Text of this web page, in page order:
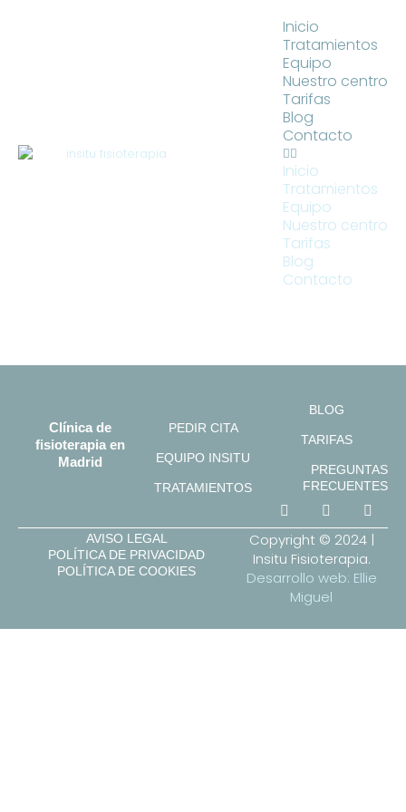
Inicio
Tratamientos
Equipo
Nuestro centro
Tarifas
Blog
Contacto
Inicio
Tratamientos
Equipo
Nuestro centro
Tarifas
Blog
Contacto
Clínica de
fisioterapia en
Madrid
PEDIR CITA
EQUIPO INSITU
TRATAMIENTOS
BLOG
TARIFAS
PREGUNTAS
FRECUENTES
Copyright © 2024 |
Insitu Fisioterapia.
Desarrollo web: Ellie
Miguel
AVISO LEGAL
POLÍTICA DE PRIVACIDAD
POLÍTICA DE COOKIES